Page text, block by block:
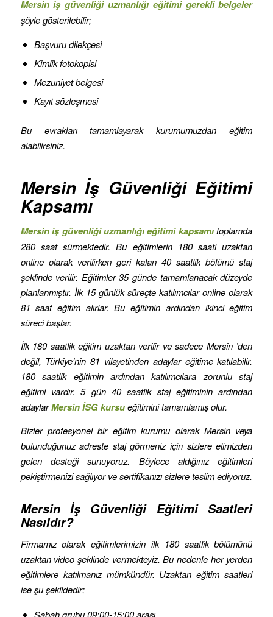
Mersin iş güvenliği uzmanlığı eğitimi gerekli belgeler
şöyle gösterilebilir;
Başvuru dilekçesi
Kimlik fotokopisi
Mezuniyet belgesi
Kayıt sözleşmesi
Bu evrakları tamamlayarak kurumumuzdan eğitim
alabilirsiniz.
Mersin İş Güvenliği Eğitimi
Kapsamı
Mersin iş güvenliği uzmanlığı eğitimi kapsamıtoplamda
280 saat sürmektedir. Bu eğitimlerin 180 saati uzaktan
online olarak verilirken geri kalan 40 saatlik bölümü staj
şeklinde verilir. Eğitimler 35 günde tamamlanacak düzeyde
planlanmıştır. İlk 15 günlük süreçte katılımcılar online olarak
81 saat eğitim alırlar. Bu eğitimin ardından ikinci eğitim
süreci başlar.
İlk 180 saatlik eğitim uzaktan verilir ve sadece Mersin ’den
değil, Türkiye’nin 81 vilayetinden adaylar eğitime katılabilir.
180 saatlik eğitimin ardından katılımcılara zorunlu staj
eğitimi vardır. 5 gün 40 saatlik staj eğitiminin ardından
adaylarMersin İSG kursueğitimini tamamlamış olur.
Bizler profesyonel bir eğitim kurumu olarak Mersin veya
bulunduğunuz adreste staj görmeniz için sizlere elimizden
gelen desteği sunuyoruz. Böylece aldığınız eğitimleri
pekiştirmenizi sağlıyor ve sertifikanızı sizlere teslim ediyoruz.
Mersin İş Güvenliği Eğitimi Saatleri
Nasıldır?
Firmamız olarak eğitimlerimizin ilk 180 saatlik bölümünü
uzaktan video şeklinde vermekteyiz. Bu nedenle her yerden
eğitimlere katılmanız mümkündür. Uzaktan eğitim saatleri
ise şu şekildedir;
Sabah grubu 09:00-15:00 arası